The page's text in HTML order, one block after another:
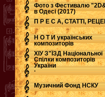
Фото з Фестивалю
в Одесі (2017)
П Р Е С А, СТАТТІ,
Н О Т И українських
композиторів
ХІУ З"ЇЗД Національної
Спілки композиторів
України
.
Музичний Фонд НСКУ